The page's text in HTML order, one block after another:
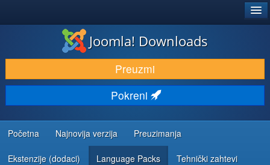
PREUZIMANJE I PROŠIRENJA (EKSTENZIJE)
OTKRIJTE I NAUČITE
ZAJEDNICA I PODRŠKA
RESURSI ZA RAZVOJ
Joomla! Downloads
Preuzmi
Pokreni
Početna Najnovija verzija Preuzimanja
Ekstenzije (dodaci) Language Packs Tehnički zahtevi